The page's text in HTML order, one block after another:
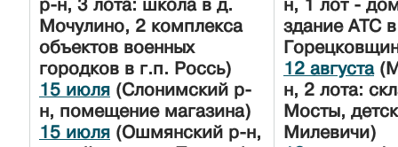
р-н, 3 лота: школа в д.
Мочулино, 2 комплекса
объектов военных
городков в г.п. Россь)
15 июля (Слонимский р-
н, помещение магазина)
15 июля (Ошмянский р-н,
н, 1 лот -
здание АТС
12 августа
н, 2 лота:
Мосты,
Милевичи)